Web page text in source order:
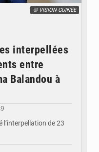
© VISION GUINÉE
interpellées
entre
Balandou à
l’interpellation de 23